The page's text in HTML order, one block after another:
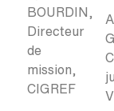
BOURDIN,
Directeur
de
mission,
CIGREF